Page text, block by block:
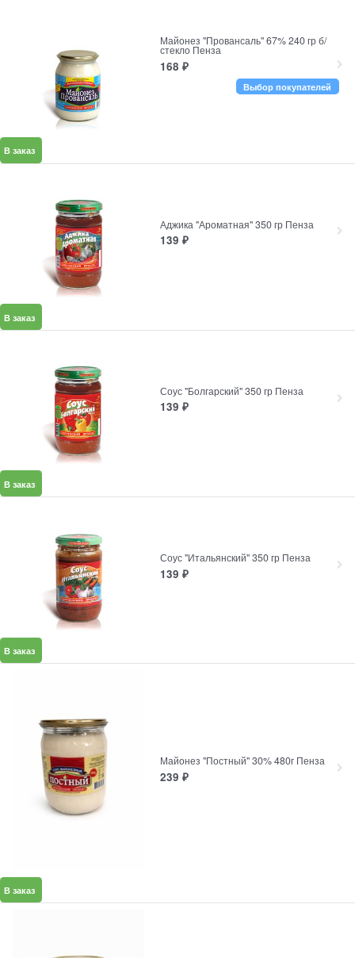
Майонез "Провансаль" 67% 240 гр б/
стекло Пенза
168 ₽
Выбор покупателей
В заказ
Аджика "Ароматная" 350 гр Пенза
139 ₽
В заказ
Соус "Болгарский" 350 гр Пенза
139 ₽
В заказ
Соус "Итальянский" 350 гр Пенза
139 ₽
В заказ
Майонез "Постный" 30% 480г Пенза
239 ₽
В заказ